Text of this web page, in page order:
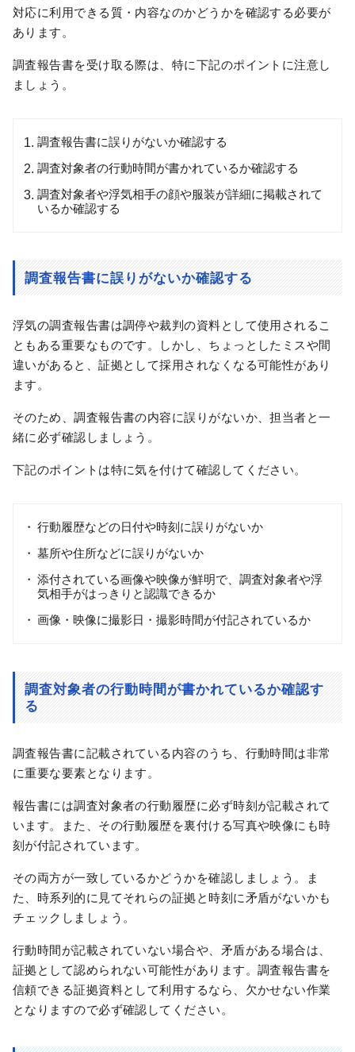
対応に利用できる質・内容なのかどうかを確認する必要が
あります。
調査報告書を受け取る際は、特に下記のポイントに注意し
ましょう。
調査報告書に誤りがないか確認する
調査対象者の行動時間が書かれているか確認する
調査対象者や浮気相手の顔や服装が詳細に掲載されて
いるか確認する
調査報告書に誤りがないか確認する
浮気の調査報告書は調停や裁判の資料として使用されるこ
ともある重要なものです。しかし、ちょっとしたミスや間
違いがあると、証拠として採用されなくなる可能性があり
ます。
そのため、調査報告書の内容に誤りがないか、担当者と一
緒に必ず確認しましょう。
下記のポイントは特に気を付けて確認してください。
行動履歴などの日付や時刻に誤りがないか
墓所や住所などに誤りがないか
添付されている画像や映像が鮮明で、調査対象者や浮
気相手がはっきりと認識できるか
画像・映像に撮影日・撮影時間が付記されているか
調査対象者の行動時間が書かれているか確認す
る
調査報告書に記載されている内容のうち、行動時間は非常
に重要な要素となります。
報告書には調査対象者の行動履歴に必ず時刻が記載されて
います。また、その行動履歴を裏付ける写真や映像にも時
刻が付記されています。
その両方が一致しているかどうかを確認しましょう。ま
た、時系列的に見てそれらの証拠と時刻に矛盾がないかも
チェックしましょう。
行動時間が記載されていない場合や、矛盾がある場合は、
証拠として認められない可能性があります。調査報告書を
信頼できる証拠資料として利用するなら、欠かせない作業
となりますので必ず確認してください。